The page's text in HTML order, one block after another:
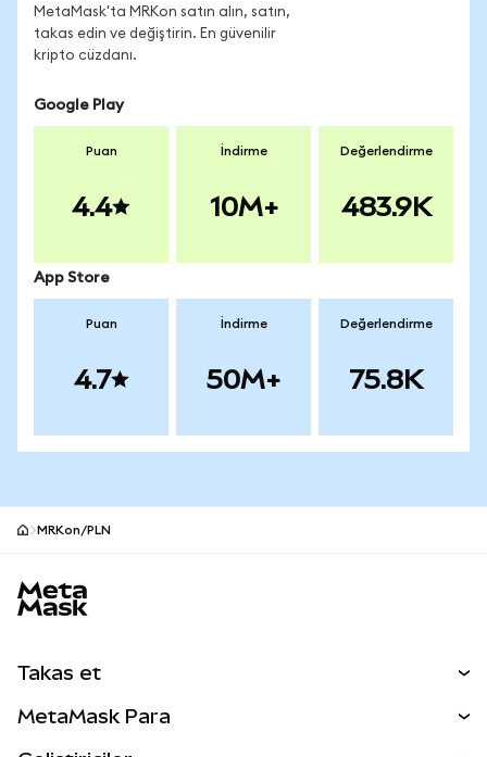
MetaMask'ta MRKon satın alın, satın,
takas edin ve değiştirin. En güvenilir
kripto cüzdanı.
Google Play
Puan
4.4
İndirme
10M+
Değerlendirme
483.9K
App Store
Puan
4.7
İndirme
50M+
Değerlendirme
75.8K
MRKon/PLN
Takas et
MetaMask Para